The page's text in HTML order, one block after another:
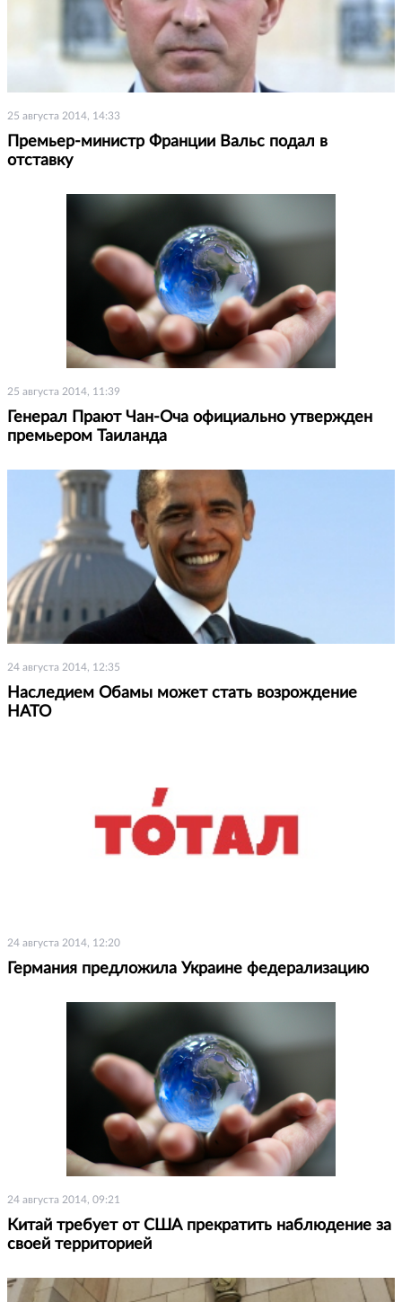
25 августа 2014, 14:33
Премьер-министр Франции Вальс подал в
отставку
25 августа 2014, 11:39
Генерал Прают Чан-Оча официально утвержден
премьером Таиланда
24 августа 2014, 12:35
Наследием Обамы может стать возрождение
НАТО
24 августа 2014, 12:20
Германия предложила Украине федерализацию
24 августа 2014, 09:21
Китай требует от США прекратить наблюдение за
своей территорией